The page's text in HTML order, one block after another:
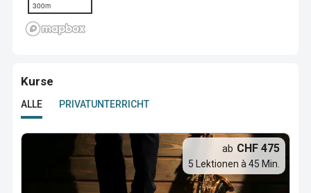
300m
Kurse
ALLE PRIVATUNTERRICHT
ab CHF 475
5 Lektionen à 45 Min.